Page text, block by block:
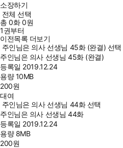
소장하기
전체 선택
총0화0원
1권부터
이전목록 더보기
주인님은 의사 선생님 45화 (완결) 선택
주인님은 의사 선생님 45화 (완결)
등록일 2019.12.24
용량10MB
200원
대여
주인님은 의사 선생님 44화 선택
주인님은 의사 선생님 44화
등록일 2019.12.24
용량 8MB
200원